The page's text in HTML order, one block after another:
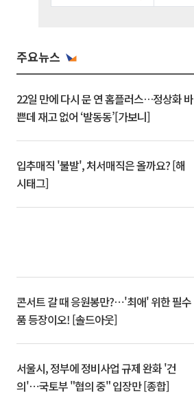
주요뉴스
22일 만에 다시 문 연 홈플러스…정상화 바
쁜데 재고 없어 ‘발동동’[가보니]
입추매직 '불발', 처서매직은 올까요? [해
시태그]
콘서트 갈 때 응원봉만?⋯'최애' 위한 필수
품 등장이오! [솔드아웃]
서울시, 정부에 정비사업 규제 완화 '건
의'⋯국토부 "협의 중" 입장만 [종합]